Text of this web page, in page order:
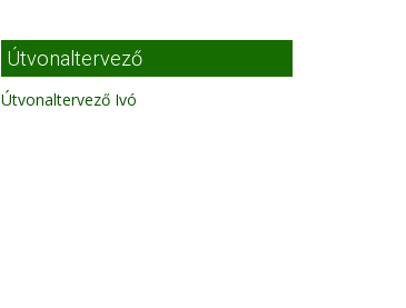
Útvonaltervező
Útvonaltervező Ivó